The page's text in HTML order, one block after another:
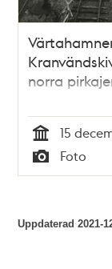
norra
Tid
15
Typ
Foto
Uppdaterad2021-